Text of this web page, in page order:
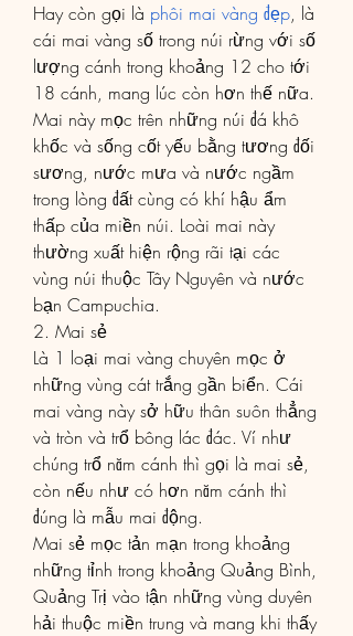
Hay còn gọi là phôi mai vàng đẹp, là
cái mai vàng số trong núi rừng với số
lượng cánh trong khoảng 12 cho tới
18 cánh, mang lúc còn hơn thế nữa.
Mai này mọc trên những núi đá khô
khốc và sống cốt yếu bằng tương đối
sương, nước mưa và nước ngầm
trong lòng đất cùng có khí hậu ẩm
thấp của miền núi. Loài mai này
thường xuất hiện rộng rãi tại các
vùng núi thuộc Tây Nguyên và nước
bạn Campuchia.
2. Mai sẻ
Là 1 loại mai vàng chuyên mọc ở
những vùng cát trắng gần biển. Cái
mai vàng này sở hữu thân suôn thẳng
và tròn và trổ bông lác đác. Ví như
chúng trổ năm cánh thì gọi là mai sẻ,
còn nếu như có hơn năm cánh thì
đúng là mẫu mai động.
Mai sẻ mọc tản mạn trong khoảng
những tỉnh trong khoảng Quảng Bình,
Quảng Trị vào tận những vùng duyên
hải thuộc miền trung và mang khi thấy